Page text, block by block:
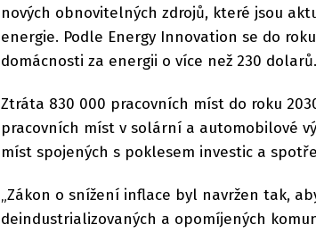
nových obnovitelných zdrojů, které jsou
energie. Podle Energy Innovation se do
domácnosti za energii o více než 230 dolarů.
Ztráta 830 000 pracovních míst do roku
pracovních míst v solární a automobilové
míst spojených s poklesem investic a
„Zákon o snížení inflace byl navržen tak,
deindustrializovaných a opomíjených